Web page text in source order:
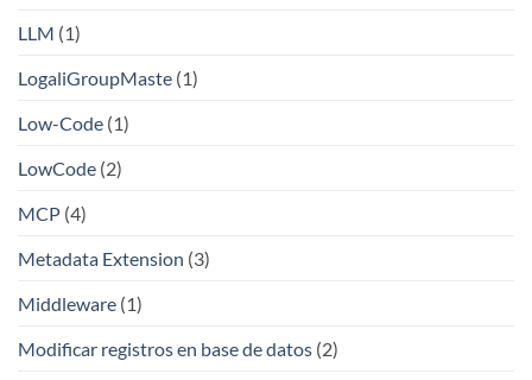
LLM (1)
LogaliGroupMaste (1)
Low-Code (1)
LowCode (2)
MCP (4)
Metadata Extension (3)
Middleware (1)
Modificar registros en base de datos (2)